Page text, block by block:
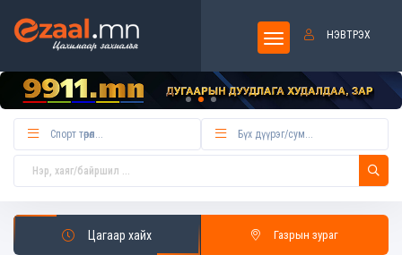
НЭВТРЭХ
Цагаар хайх Газрын зураг